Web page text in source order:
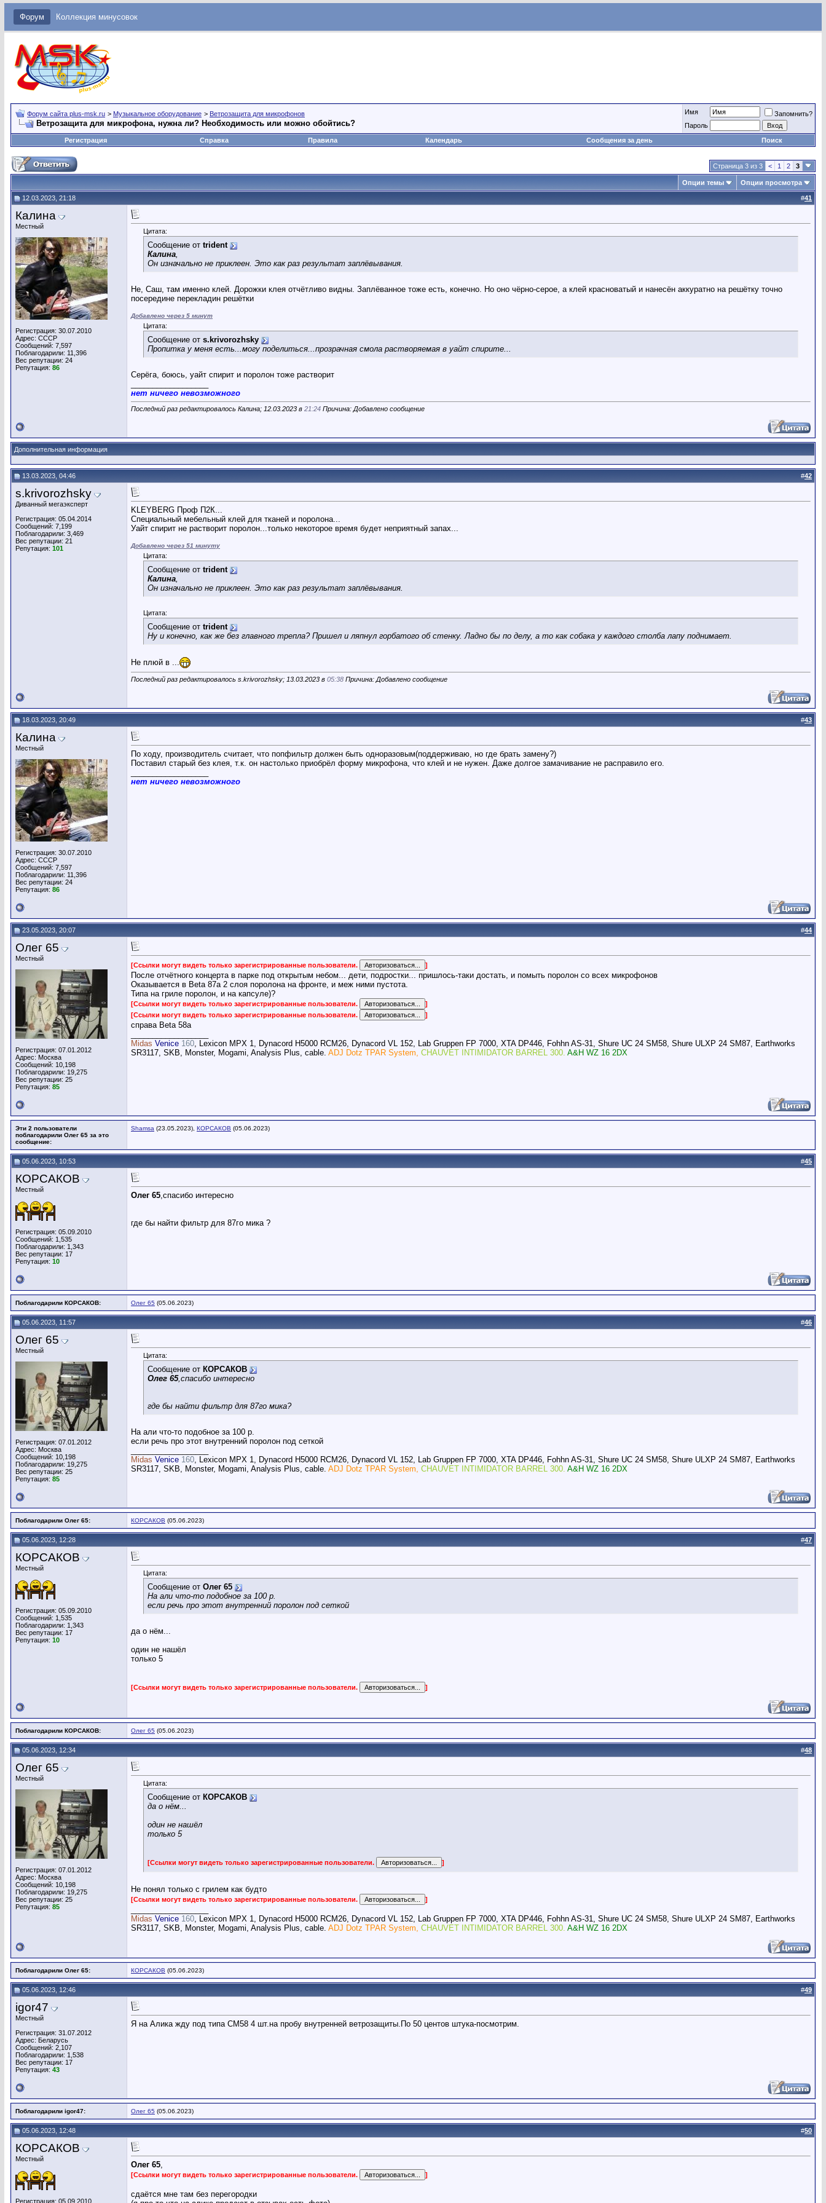
Форум Коллекция минусовок
Форум сайта plus-msk.ru > Музыкальное оборудование > Ветрозащита для микрофонов
Ветрозащита для микрофона, нужна ли? Необходимость или можно обойтись?
Имя
Запомнить?
Пароль
Регистрация
Справка Правила Календарь Сообщения за день Поиск
Страница 3 из 3 < 1 2 3
Опции темы Опции просмотра
12.03.2023, 21:18 #41
Калина
Местный
Регистрация: 30.07.2010
Адрес: СССР
Сообщений: 7,597
Поблагодарили: 11,396
Вес репутации: 24
Репутация: 86
Цитата:
Сообщение от trident
Калина,
Он изначально не приклеен. Это как раз результат заплёвывания.
Не, Саш, там именно клей. Дорожки клея отчётливо видны. Заплёванное тоже есть, конечно. Но оно чёрно-серое, а клей красноватый и нанесён аккуратно на решётку точно
посередине перекладин решётки
Добавлено через 5 минут
Цитата:
Сообщение от s.krivorozhsky
Пропитка у меня есть...могу поделиться...прозрачная смола растворяемая в уайт спирите...
Серёга, боюсь, уайт спирит и поролон тоже растворит
нет ничего невозможного
Последний раз редактировалось Калина; 12.03.2023 в 21:24 Причина: Добавлено сообщение
Дополнительная информация
13.03.2023, 04:46 #42
s.krivorozhsky
Диванный мегаэксперт
Регистрация: 05.04.2014
Сообщений: 7,199
Поблагодарили: 3,469
Вес репутации: 21
Репутация: 101
KLEYBERG Проф П2К...
Специальный мебельный клей для тканей и поролона...
Уайт спирит не растворит поролон...только некоторое время будет неприятный запах...
Добавлено через 51 минуту
Цитата:
Сообщение от trident
Калина,
Он изначально не приклеен. Это как раз результат заплёвывания.
Цитата:
Сообщение от trident
Ну и конечно, как же без главного трепла? Пришел и ляпнул горбатого об стенку. Ладно бы по делу, а то как собака у каждого столба лапу поднимает.
Не плюй в ...
Последний раз редактировалось s.krivorozhsky; 13.03.2023 в 05:38 Причина: Добавлено сообщение
18.03.2023, 20:49 #43
Калина
Местный
Регистрация: 30.07.2010
Адрес: СССР
Сообщений: 7,597
Поблагодарили: 11,396
Вес репутации: 24
Репутация: 86
По ходу, производитель считает, что попфильтр должен быть одноразовым(поддерживаю, но где брать замену?)
Поставил старый без клея, т.к. он настолько приобрёл форму микрофона, что клей и не нужен. Даже долгое замачивание не расправило его.
нет ничего невозможного
23.05.2023, 20:07 #44
Олег 65
Местный
Регистрация: 07.01.2012
Адрес: Москва
Сообщений: 10,198
Поблагодарили: 19,275
Вес репутации: 25
Репутация: 85
[Ссылки могут видеть только зарегистрированные пользователи. ]
После отчётного концерта в парке под открытым небом... дети, подростки... пришлось-таки достать, и помыть поролон со всех микрофонов
Оказывается в Beta 87a 2 слоя поролона на фронте, и меж ними пустота.
Типа на гриле поролон, и на капсуле)?
[Ссылки могут видеть только зарегистрированные пользователи.
]
[Ссылки могут видеть только зарегистрированные пользователи.
]
справа Beta 58a
Midas Venice 160, Lexicon MPX 1, Dynacord H5000 RCM26, Dynacord VL 152, Lab Gruppen FP 7000, XTA DP446, Fohhn AS-31, Shure UC 24 SM58, Shure ULXP 24 SM87, Earthworks
SR3117, SKB, Monster, Mogami, Analysis Plus, cable. ADJ Dotz TPAR System, CHAUVET INTIMIDATOR BARREL 300. A&H WZ 16 2DX
Эти 2 пользователи
поблагодарили Олег 65 за это
сообщение:
Shamsa (23.05.2023), КОРСАКОВ (05.06.2023)
05.06.2023, 10:53 #45
КОРСАКОВ
Местный
Регистрация: 05.09.2010
Сообщений: 1,535
Поблагодарили: 1,343
Вес репутации: 17
Репутация: 10
Олег 65,спасибо интересно
где бы найти фильтр для 87го мика ?
Поблагодарили КОРСАКОВ: Олег 65 (05.06.2023)
05.06.2023, 11:57 #46
Олег 65
Местный
Регистрация: 07.01.2012
Адрес: Москва
Сообщений: 10,198
Поблагодарили: 19,275
Вес репутации: 25
Репутация: 85
Цитата:
Сообщение от КОРСАКОВ
Олег 65,спасибо интересно
где бы найти фильтр для 87го мика?
На али что-то подобное за 100 р.
если речь про этот внутренний поролон под сеткой
Midas Venice 160, Lexicon MPX 1, Dynacord H5000 RCM26, Dynacord VL 152, Lab Gruppen FP 7000, XTA DP446, Fohhn AS-31, Shure UC 24 SM58, Shure ULXP 24 SM87, Earthworks
SR3117, SKB, Monster, Mogami, Analysis Plus, cable. ADJ Dotz TPAR System, CHAUVET INTIMIDATOR BARREL 300. A&H WZ 16 2DX
Поблагодарили Олег 65: КОРСАКОВ (05.06.2023)
05.06.2023, 12:28 #47
КОРСАКОВ
Местный
Регистрация: 05.09.2010
Сообщений: 1,535
Поблагодарили: 1,343
Вес репутации: 17
Репутация: 10
Цитата:
Сообщение от Олег 65
На али что-то подобное за 100 р.
если речь про этот внутренний поролон под сеткой
да о нём...
один не нашёл
только 5
[Ссылки могут видеть только зарегистрированные пользователи. ]
Поблагодарили КОРСАКОВ: Олег 65 (05.06.2023)
05.06.2023, 12:34 #48
Олег 65
Местный
Регистрация: 07.01.2012
Адрес: Москва
Сообщений: 10,198
Поблагодарили: 19,275
Вес репутации: 25
Репутация: 85
Цитата:
Сообщение от КОРСАКОВ
да о нём...
один не нашёл
только 5
[Ссылки могут видеть только зарегистрированные пользователи. ]
Не понял только с грилем как будто
[Ссылки могут видеть только зарегистрированные пользователи. ]
Midas Venice 160, Lexicon MPX 1, Dynacord H5000 RCM26, Dynacord VL 152, Lab Gruppen FP 7000, XTA DP446, Fohhn AS-31, Shure UC 24 SM58, Shure ULXP 24 SM87, Earthworks
SR3117, SKB, Monster, Mogami, Analysis Plus, cable. ADJ Dotz TPAR System, CHAUVET INTIMIDATOR BARREL 300. A&H WZ 16 2DX
Поблагодарили Олег 65: КОРСАКОВ (05.06.2023)
05.06.2023, 12:46 #49
igor47
Местный
Регистрация: 31.07.2012
Адрес: Беларусь
Сообщений: 2,107
Поблагодарили: 1,538
Вес репутации: 17
Репутация: 43
Я на Алика жду под типа СМ58 4 шт.на пробу внутренней ветрозащиты.По 50 центов штука-посмотрим.
Поблагодарили igor47: Олег 65 (05.06.2023)
05.06.2023, 12:48 #50
КОРСАКОВ
Местный
Регистрация: 05.09.2010
Олег 65,
[Ссылки могут видеть только зарегистрированные пользователи. ]
сдаётся мне там без перегородки